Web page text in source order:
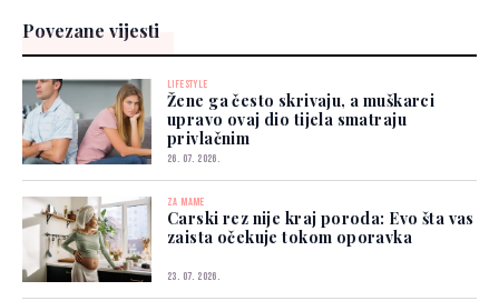
Povezane vijesti
LIFESTYLE
Žene ga često skrivaju, a muškarci
upravo ovaj dio tijela smatraju
privlačnim
26. 07. 2026.
ZA MAME
Carski rez nije kraj poroda: Evo šta vas
zaista očekuje tokom oporavka
23. 07. 2026.